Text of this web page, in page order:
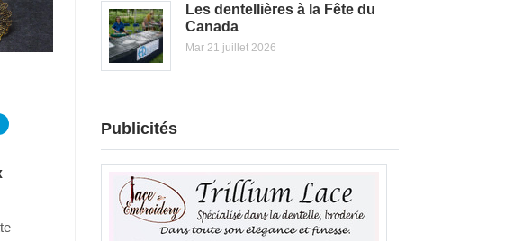
Les dentellières à la Fête du
Canada
Mar 21 juillet 2026
Publicités